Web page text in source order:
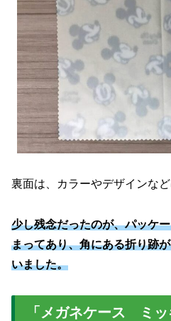
裏面は、カラーやデザインな
少し残念だったのが、パッケ
まってあり、角にある折り跡
いました。
「メガネケース ミ